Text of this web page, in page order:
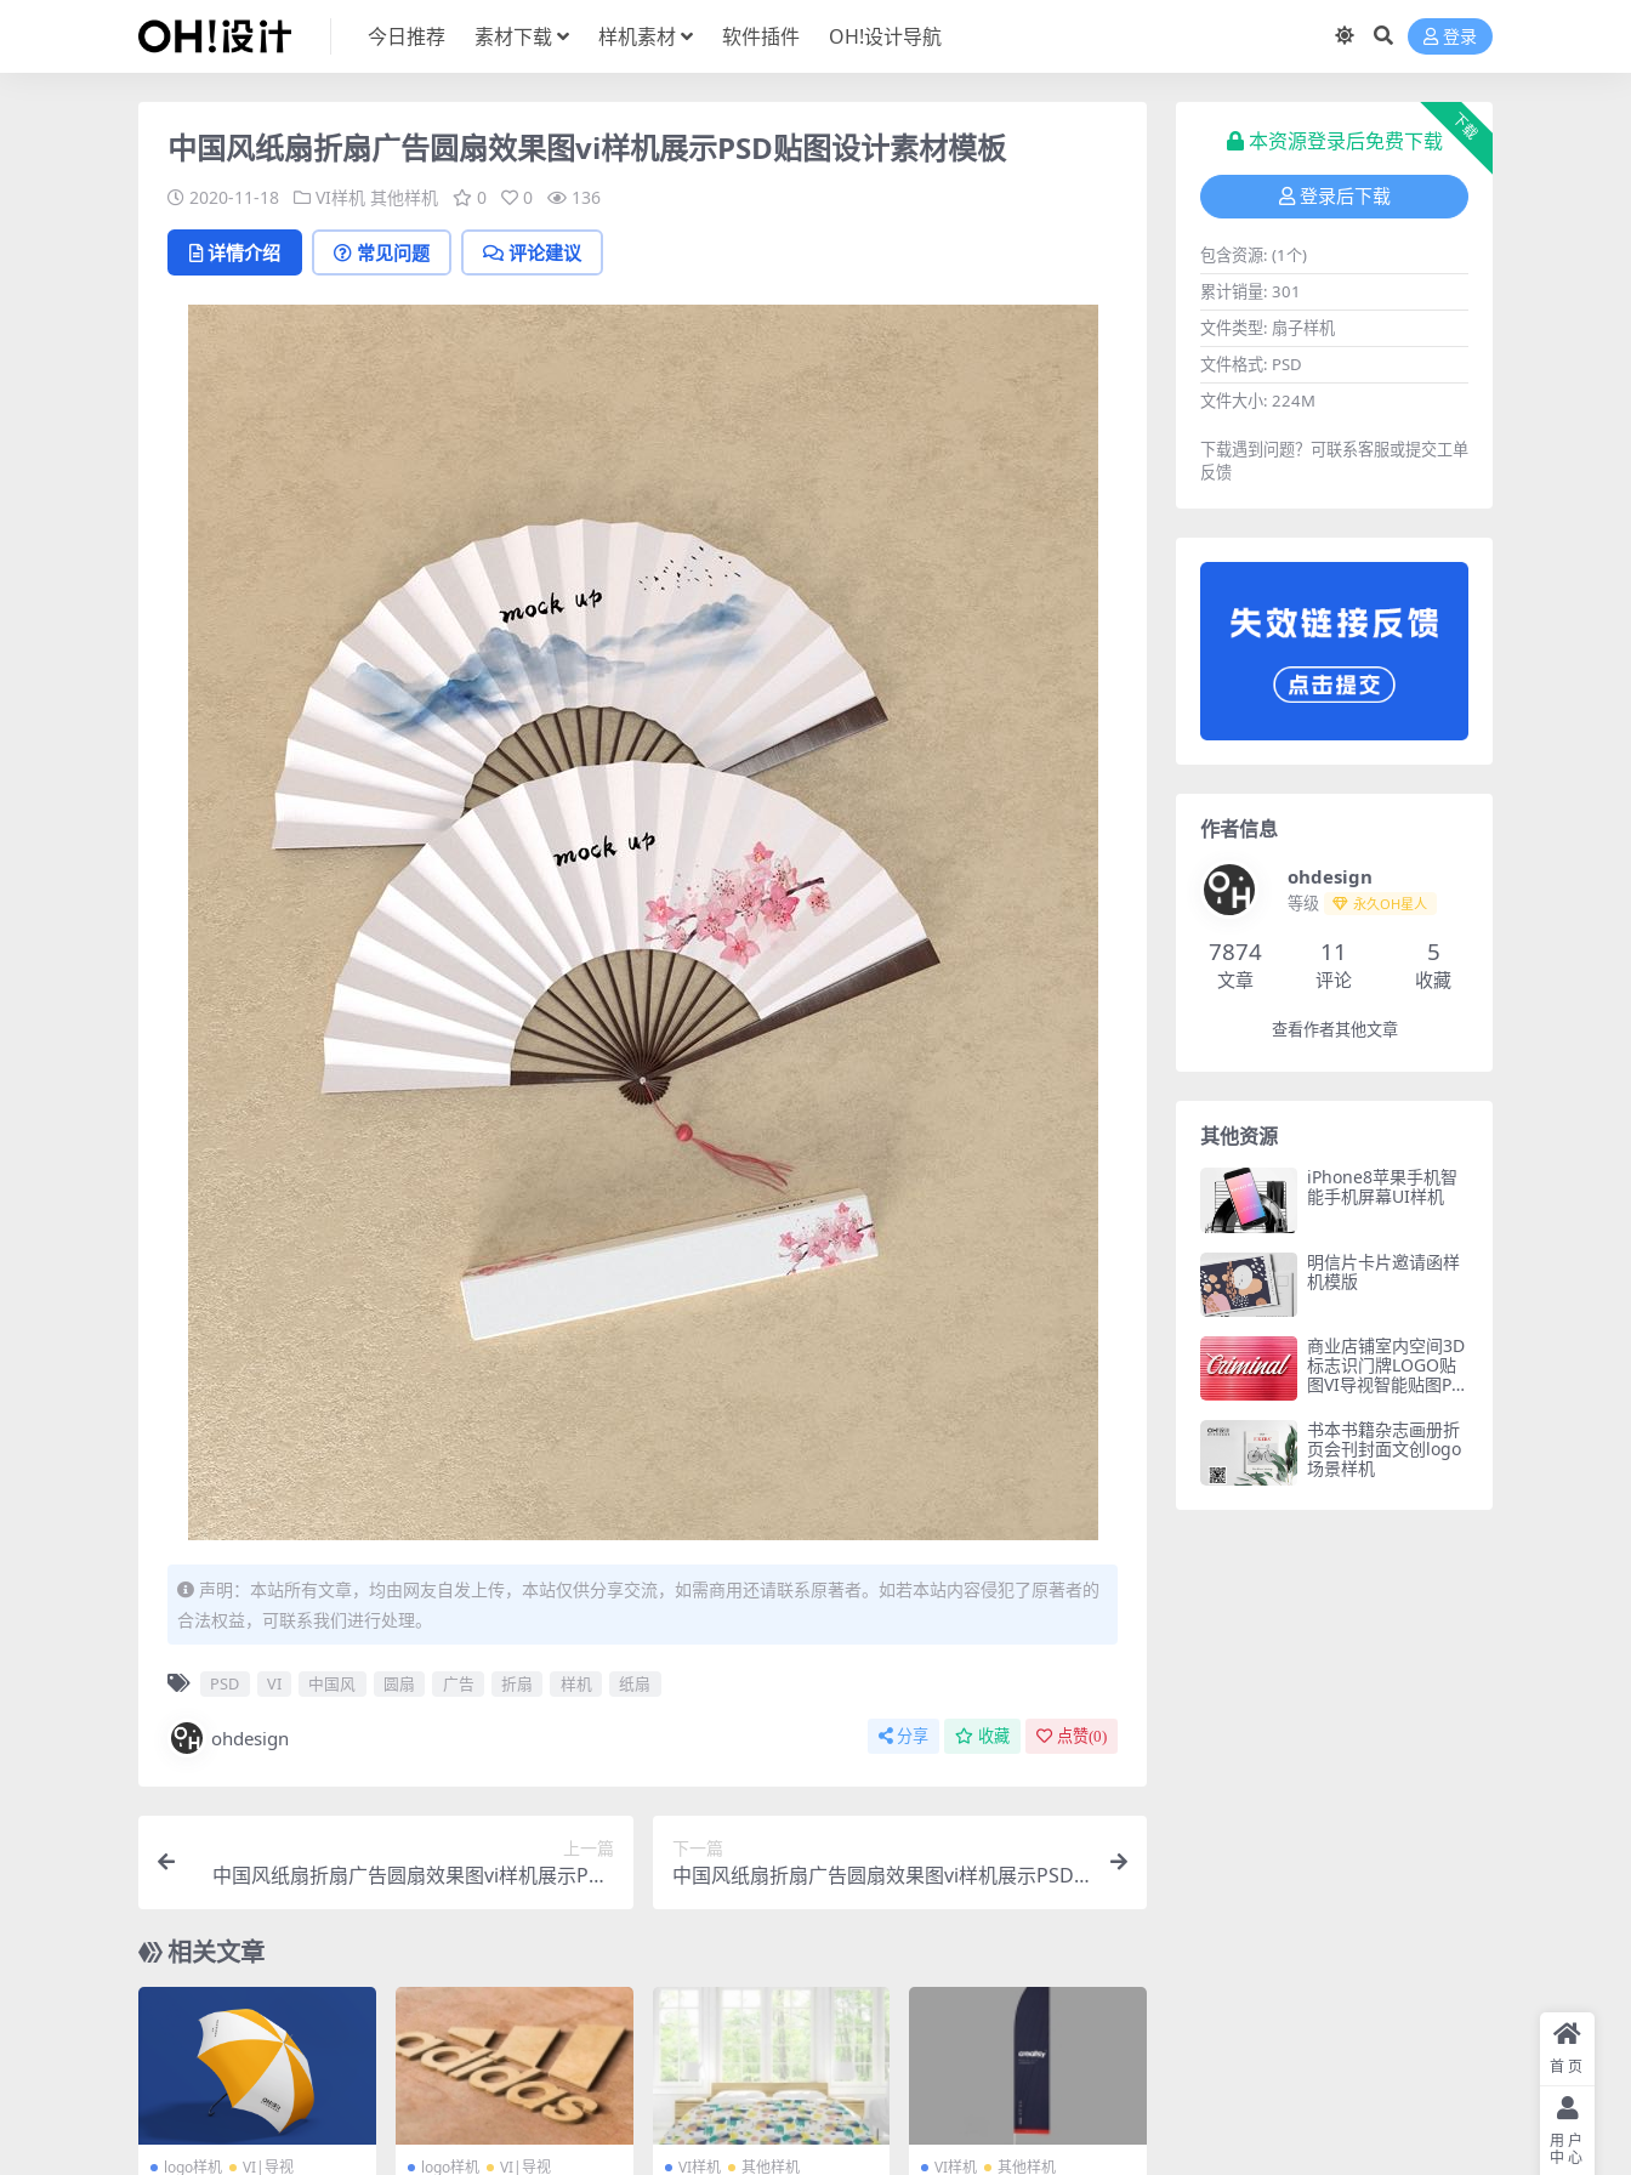
今日推荐 素材下载 样机素材 软件插件 OH!设计导航 登录
中国风纸扇折扇广告圆扇效果图vi样机展示PSD贴图设计素材模板
2020-11-18 VI样机 其他样机 0 0 136
详情介绍 常见问题 评论建议
声明：本站所有文章，均由网友自发上传，本站仅供分享交流，如需商用还请联系原著者。如若本站内容侵犯了原著者的
合法权益，可联系我们进行处理。
PSD VI 中国风 圆扇 广告 折扇 样机 纸扇
ohdesign 分享 收藏 点赞(0)
上一篇
中国风纸扇折扇广告圆扇效果图vi样机展示PSD
下一篇
中国风纸扇折扇广告圆扇效果图vi样机展示PSD
相关文章
logo样机 VI|导视 logo样机 VI|导视 VI样机 其他样机 VI样机 其他样机
下载
本资源登录后免费下载
登录后下载
包含资源: (1个)
累计销量: 301
文件类型: 扇子样机
文件格式: PSD
文件大小: 224M
下载遇到问题？可联系客服或提交工单
反馈
作者信息
ohdesign
等级 永久OH星人
7874
文章
11
评论
5
收藏
查看作者其他文章
其他资源
iPhone8苹果手机智
能手机屏幕UI样机
明信片卡片邀请函样
机模版
商业店铺室内空间3D
标志识门牌LOGO贴
图VI导视智能贴图PS
书本书籍杂志画册折
页会刊封面文创logo
场景样机
首页
用户
中心